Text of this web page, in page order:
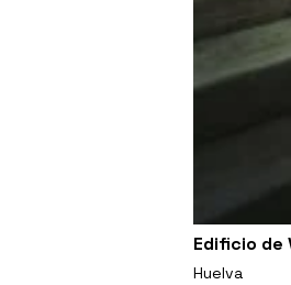
Edificio de
Huelva